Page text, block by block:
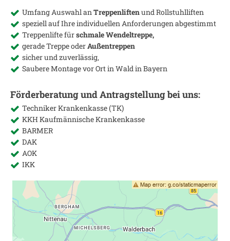
Umfang Auswahl anTreppenliftenund Rollstuhlliften
speziell auf Ihre individuellen Anforderungen abgestimmt
Treppenlifte fürschmale Wendeltreppe,
gerade Treppe oderAußentreppen
sicher und zuverlässig,
Saubere Montage vor Ort inWald in Bayern
Förderberatung und Antragstellung bei uns:
Techniker Krankenkasse (TK)
KKH Kaufmännische Krankenkasse
BARMER
DAK
AOK
IKK